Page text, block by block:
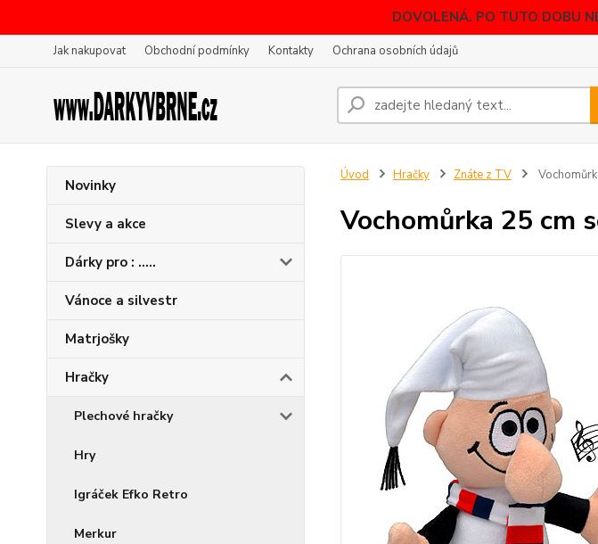
DOVOLENÁ. PO TUTO DOBU
Jak nakupovat Obchodní podmínky Kontakty Ochrana osobních údajů
Novinky
Slevy a akce
Dárky pro : .....
Vánoce a silvestr
Matrjošky
Hračky
Plechové hračky
Hry
Igráček Efko Retro
Merkur
Úvod Hračky Znáte z TV
Vochomůrka 25 cm